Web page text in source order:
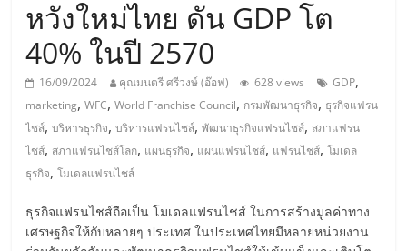
ส
เอ็
มอี
ไทย,
หวังใหม่ไทย ดัน GDP โต
40% ในปี 2570
16/09/2024 คุณมนตรี ศรีวงษ์ (อ๊อฟ) 628 views GDP,
marketing,WFC,World Franchise Council, กรมพัฒนาธุรกิจ, ธุรกิจแฟรน
ไชส์,บริหารธุรกิจ,บริหารแฟรนไชส์,พัฒนาธุรกิจแฟรนไชส์, สภาแฟรน
ไชส์, สภาแฟรนไชส์โลก, แผนธุรกิจ, แผนแฟรนไชส์, แฟรนไชส์,โมเดล
ธุรกิจ,โมเดลแฟรนไชส์
ธุรกิจแฟรนไชส์ถือเป็น โมเดลแฟรนไชส์ ในการสร้างมูลค่าทาง
เศรษฐกิจให้กับหลายๆ ประเทศ ในประเทศไทยมีหลายหน่วยงาน